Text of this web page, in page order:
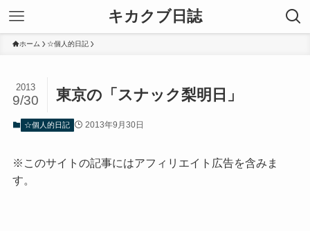
キカクブ日誌
ホーム ☆個人的日記
東京の「スナック梨明日」
2013
9/30
☆個人的日記 2013年9月30日
※このサイトの記事にはアフィリエイト広告を含みま
す。